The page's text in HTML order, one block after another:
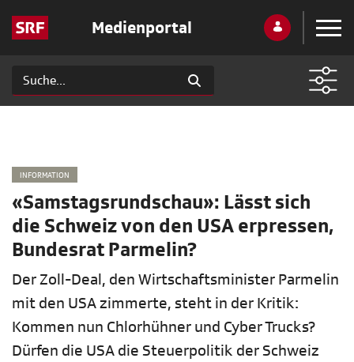
Medienportal
INFORMATION
«Samstagsrundschau»: Lässt sich
die Schweiz von den USA erpressen,
Bundesrat Parmelin?
Der Zoll-Deal, den Wirtschaftsminister Parmelin
mit den USA zimmerte, steht in der Kritik:
Kommen nun Chlorhühner und Cyber Trucks?
Dürfen die USA die Steuerpolitik der Schweiz